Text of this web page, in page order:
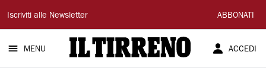
Il
Tirreno
Iscriviti alle Newsletter ABBONATI
MENU ACCEDI